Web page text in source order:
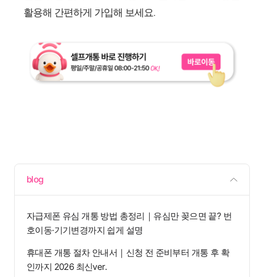
활용해 간편하게 가입해 보세요.
blog
자급제폰 유심 개통 방법 총정리｜유심만 꽂으면 끝? 번
호이동·기기변경까지 쉽게 설명
휴대폰 개통 절차 안내서｜신청 전 준비부터 개통 후 확
인까지 2026 최신ver.